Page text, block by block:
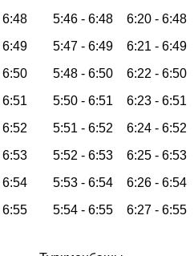
6:48 5:46 - 6:48 6:20 - 6:48
6:49 5:47 - 6:49 6:21 - 6:49
6:50 5:48 - 6:50 6:22 - 6:50
6:51 5:50 - 6:51 6:23 - 6:51
6:52 5:51 - 6:52 6:24 - 6:52
6:53 5:52 - 6:53 6:25 - 6:53
6:54 5:53 - 6:54 6:26 - 6:54
6:55 5:54 - 6:55 6:27 - 6:55